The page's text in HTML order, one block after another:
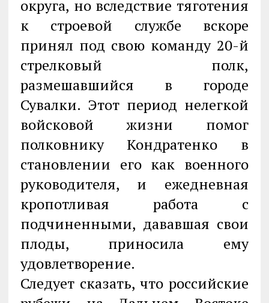
округа, но вследствие тяготения
к строевой службе вскоре
принял под свою команду 20-й
стрелковый полк,
размешавшийся в городе
Сувалки. Этот период нелегкой
войсковой жизни помог
полковнику Кондратенко в
становлении его как военного
руководителя, и ежедневная
кропотливая работа с
подчиненными, дававшая свои
плоды, приносила ему
удовлетворение.
Следует сказать, что российские